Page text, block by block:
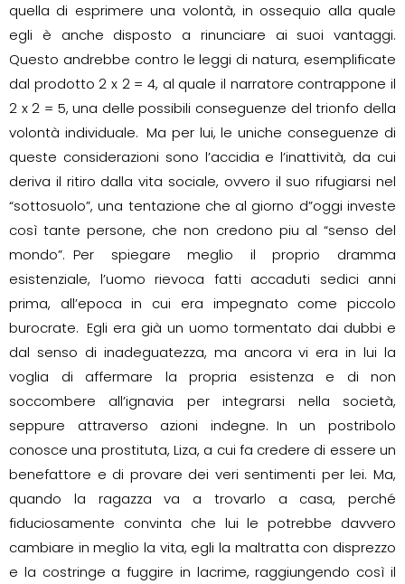
quella di esprimere una volontà, in ossequio alla quale
egli è anche disposto a rinunciare ai suoi vantaggi.
Questo andrebbe contro le leggi di natura, esemplificate
dal prodotto 2 x 2 = 4, al quale il narratore contrappone il
2 x 2 = 5, una delle possibili conseguenze del trionfo della
volontà individuale. Ma per lui, le uniche conseguenze di
queste considerazioni sono l’accidia e l’inattività, da cui
deriva il ritiro dalla vita sociale, ovvero il suo rifugiarsi nel
“sottosuolo”, una tentazione che al giorno d”oggi investe
così tante persone, che non credono piu al “senso del
mondo”. Per spiegare meglio il proprio dramma
esistenziale, l’uomo rievoca fatti accaduti sedici anni
prima, all’epoca in cui era impegnato come piccolo
burocrate. Egli era già un uomo tormentato dai dubbi e
dal senso di inadeguatezza, ma ancora vi era in lui la
voglia di affermare la propria esistenza e di non
soccombere all’ignavia per integrarsi nella società,
seppure attraverso azioni indegne. In un postribolo
conosce una prostituta, Liza, a cui fa credere di essere un
benefattore e di provare dei veri sentimenti per lei. Ma,
quando la ragazza va a trovarlo a casa, perché
fiduciosamente convinta che lui le potrebbe davvero
cambiare in meglio la vita, egli la maltratta con disprezzo
e la costringe a fuggire in lacrime, raggiungendo così il